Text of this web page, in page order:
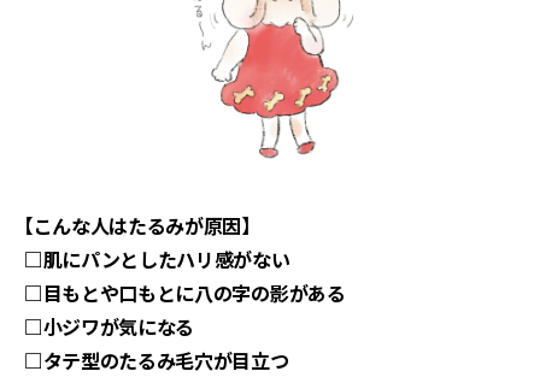
【こんな人はたるみが原因】
□肌にパンとしたハリ感がない
□目もとや口もとに八の字の影がある
□小ジワが気になる
□タテ型のたるみ毛穴が目立つ